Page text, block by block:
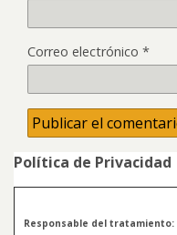
Correo electrónico *
Política de Privacidad
Responsable del tratamiento: